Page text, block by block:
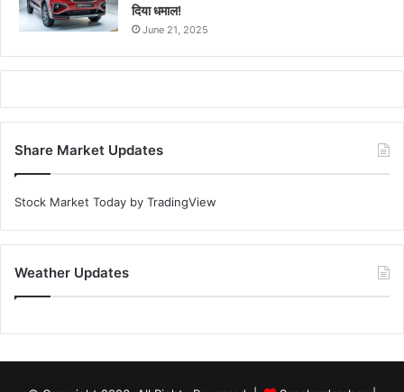
दिया धमाल!
June 21, 2025
Share Market Updates
Stock Market Today by TradingView
Weather Updates